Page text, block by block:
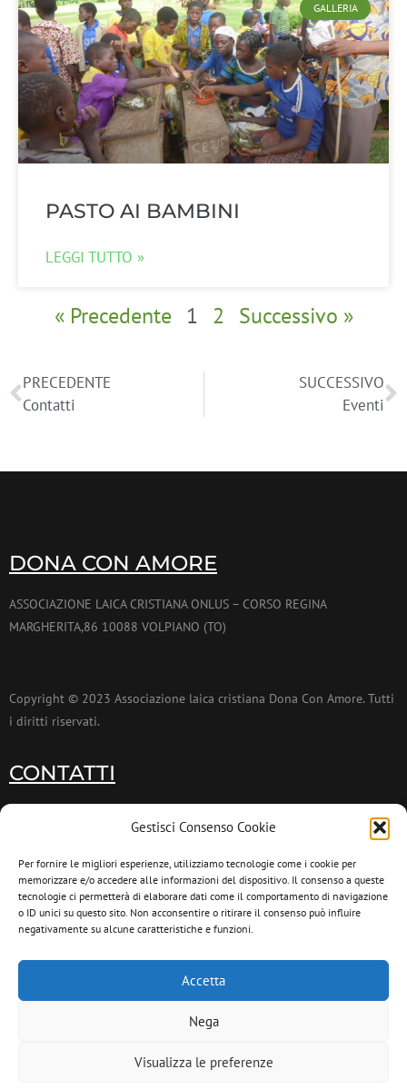
Gestisci Consenso Cookie
Per fornire le migliori esperienze, utilizziamo tecnologie come i cookie per
memorizzare e/o accedere alle informazioni del dispositivo. Il consenso a queste
tecnologie ci permetterà di elaborare dati come il comportamento di navigazione
o ID unici su questo sito. Non acconsentire o ritirare il consenso può influire
negativamente su alcune caratteristiche e funzioni.
Accetta
Nega
Visualizza le preferenze
GALLERIA
PASTO AI BAMBINI
LEGGI TUTTO »
« Precedente 1 2 Successivo »
PRECEDENTE
Contatti
SUCCESSIVO
Eventi
DONA CON AMORE
ASSOCIAZIONE LAICA CRISTIANA ONLUS – CORSO REGINA
MARGHERITA,86 10088 VOLPIANO (TO)
Copyright © 2023 Associazione laica cristiana Dona Con Amore. Tutti
i diritti riservati.
CONTATTI
011 9953174
info@donaconamore.it
INFORMATIVA PRIVACY